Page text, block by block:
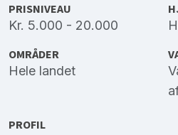
PRISNIVEAU
Kr. 5.000 - 20.000
OMRÅDER
Hele landet
PROFIL